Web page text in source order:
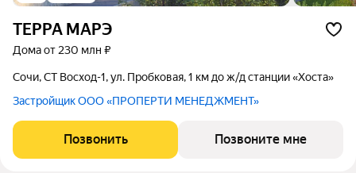
ТЕРРА МАРЭ
дома от 230 млн ₽
Сочи, СТ Восход-1, ул. Пробковая, 1 км до ж/д станции «Хоста»
Застройщик ООО «ПРОПЕРТИ МЕНЕДЖМЕНТ»
Позвонить Позвоните мне